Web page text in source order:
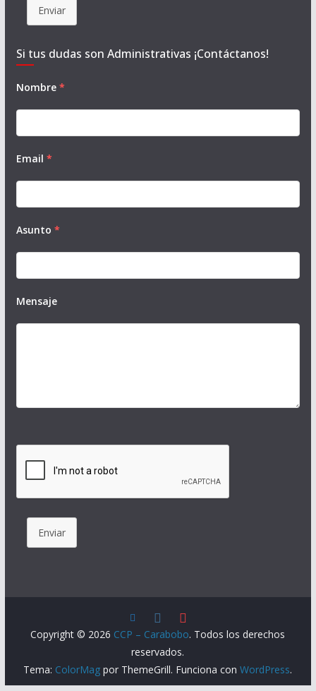
Enviar
Si tus dudas son Administrativas ¡Contáctanos!
Nombre *
Email *
Asunto *
Mensaje
Enviar
Copyright © 2026 CCP – Carabobo. Todos los derechos
reservados.
Tema: ColorMag por ThemeGrill. Funciona conWordPress.